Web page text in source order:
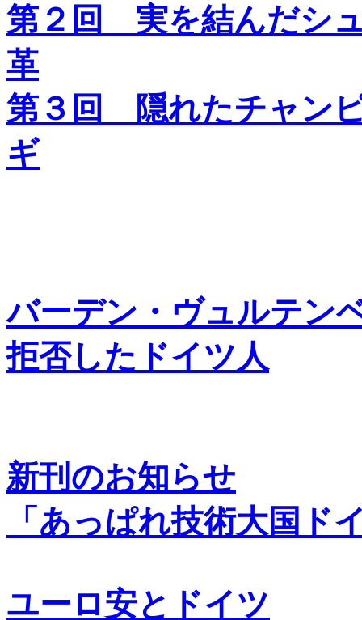
第２回 実を結んだシ
革
第３回 隠れたチャン
ギ
バーデン・ヴュルテン
拒否したドイツ人
新刊のお知らせ
「あっぱれ技術大国ド
ユーロ安とドイツ